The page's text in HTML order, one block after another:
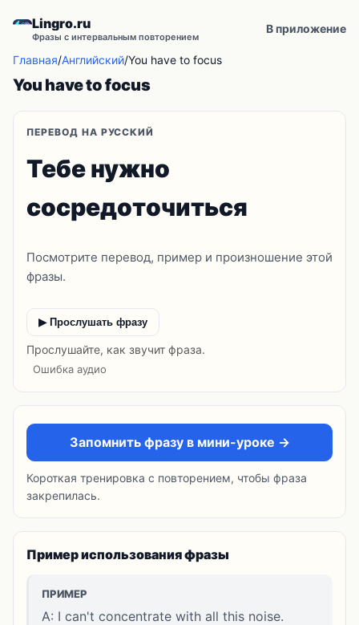
Lingro.ru
Фразы с интервальным повторением
В приложение
Главная/Английский/You have to focus
You have to focus
ПЕРЕВОД НА РУССКИЙ
Тебе нужно
сосредоточиться
Посмотрите перевод, пример и произношение этой
фразы.
▶ Прослушать фразу
Прослушайте, как звучит фраза.
Ошибка аудио
Запомнить фразу в мини-уроке →
Короткая тренировка с повторением, чтобы фраза
закрепилась.
Пример использования фразы
ПРИМЕР
A: I can't concentrate with all this noise.